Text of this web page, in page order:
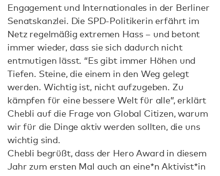
Engagement und Internationales in der Berliner
Senatskanzlei. Die SPD-Politikerin erfährt im
Netz regelmäßig extremen Hass – und betont
immer wieder, dass sie sich dadurch nicht
entmutigen lässt. “Es gibt immer Höhen und
Tiefen. Steine, die einem in den Weg gelegt
werden. Wichtig ist, nicht aufzugeben. Zu
kämpfen für eine bessere Welt für alle”, erklärt
Chebli auf die Frage von Global Citizen, warum
wir für die Dinge aktiv werden sollten, die uns
wichtig sind.
Chebli begrüßt, dass der Hero Award in diesem
Jahr zum ersten Mal auch an eine*n Aktivist*in